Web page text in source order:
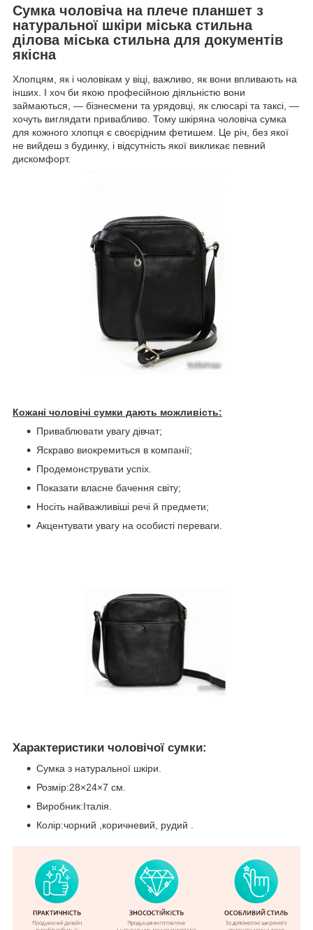
Сумка чоловіча на плече планшет з
натуральної шкіри міська стильна
ділова міська стильна для документів
якісна
Хлопцям, як і чоловікам у віці, важливо, як вони впливають на
інших. І хоч би якою професійною діяльністю вони
займаються, — бізнесмени та урядовці, як слюсарі та таксі, —
хочуть виглядати привабливо. Тому шкіряна чоловіча сумка
для кожного хлопця є своєрідним фетишем. Це річ, без якої
не вийдеш з будинку, і відсутність якої викликає певний
дискомфорт.
Кожані чоловічі сумки дають можливість:
Приваблювати увагу дівчат;
Яскраво виокремиться в компанії;
Продемонструвати успіх.
Показати власне бачення світу;
Носіть найважливіші речі й предмети;
Акцентувати увагу на особисті переваги.
Характеристики чоловічої сумки:
Сумка з натуральної шкіри.
Розмір:28×24×7 см.
Виробник:Італія.
Колір:чорний ,коричневий, рудий .